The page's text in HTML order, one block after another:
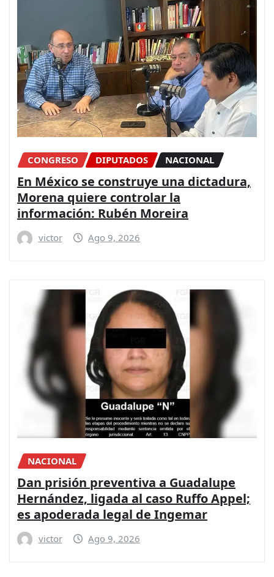
CONGRESO DIPUTADOS NACIONAL
En México se construye una dictadura,
Morena quiere controlar la
información: Rubén Moreira
victor Ago 9, 2026
NACIONAL
Dan prisión preventiva a Guadalupe
Hernández, ligada al caso Ruffo Appel;
es apoderada legal de Ingemar
victor Ago 9, 2026